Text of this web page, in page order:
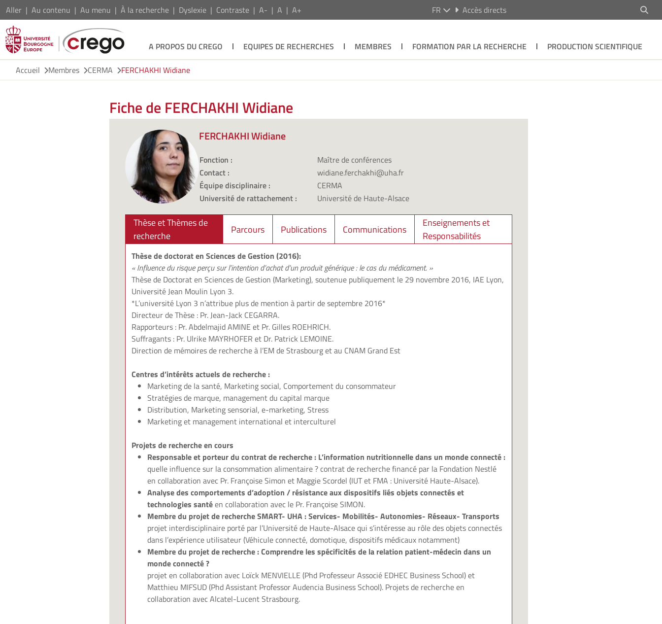
Aller Au contenu Au menu À la recherche Dyslexie Contraste A- A A+ FR Accès directs
A PROPOS DU CREGO EQUIPES DE RECHERCHES MEMBRES FORMATION PAR LA RECHERCHE
PRODUCTION SCIENTIFIQUE
Accueil
Membres CERMA FERCHAKHI Widiane
Fiche de FERCHAKHI Widiane
FERCHAKHI Widiane
Fonction :
Maître de conférences
Contact :
widiane.ferchakhi@uha.fr
Équipe disciplinaire :
CERMA
Université de rattachement :
Université de Haute-Alsace
Thèse et Thèmes de
recherche
Parcours Publications Communications
Enseignements et
Responsabilités
Thèse de doctorat en Sciences de Gestion (2016):
« Influence du risque perçu sur l’intention d’achat d’un produit générique : le cas du médicament. »
Thèse de Doctorat en Sciences de Gestion (Marketing), soutenue publiquement le 29 novembre 2016, IAE Lyon,
Université Jean Moulin Lyon 3.
*L’université Lyon 3 n’attribue plus de mention à partir de septembre 2016*
Directeur de Thèse : Pr. Jean-Jack CEGARRA.
Rapporteurs : Pr. Abdelmajid AMINE et Pr. Gilles ROEHRICH.
Suffragants : Pr. Ulrike MAYRHOFER et Dr. Patrick LEMOINE.
Direction de mémoires de recherche à l’EM de Strasbourg et au CNAM Grand Est
Centres d’intérêts actuels de recherche :
Marketing de la santé, Marketing social, Comportement du consommateur
Stratégies de marque, management du capital marque
Distribution, Marketing sensorial, e-marketing, Stress
Marketing et management international et interculturel
Projets de recherche en cours
Responsable et porteur du contrat de recherche : L’information nutritionnelle dans un monde connecté :
quelle influence sur la consommation alimentaire ? contrat de recherche financé par la Fondation Nestlé
en collaboration avec Pr. Françoise Simon et Maggie Scordel (IUT et FMA : Université Haute-Alsace).
Analyse des comportements d’adoption / résistance aux dispositifs liés objets connectés et
technologies santéen collaboration avec le Pr. Françoise SIMON.
Membre du projet de recherche SMART- UHA : Services- Mobilités- Autonomies- Réseaux- Transports
projet interdisciplinaire porté par l’Université de Haute-Alsace qui s’intéresse au rôle des objets connectés
dans l’expérience utilisateur (Véhicule connecté, domotique, dispositifs médicaux notamment)
Membre du projet de recherche : Comprendre les spécificités de la relation patient-médecin dans un
monde connecté ?
projet en collaboration avec Loïck MENVIELLE (Phd Professeur Associé EDHEC Business School) et
Matthieu MIFSUD (Phd Assistant Professor Audencia Business School). Projets de recherche en
collaboration avec Alcatel-Lucent Strasbourg.